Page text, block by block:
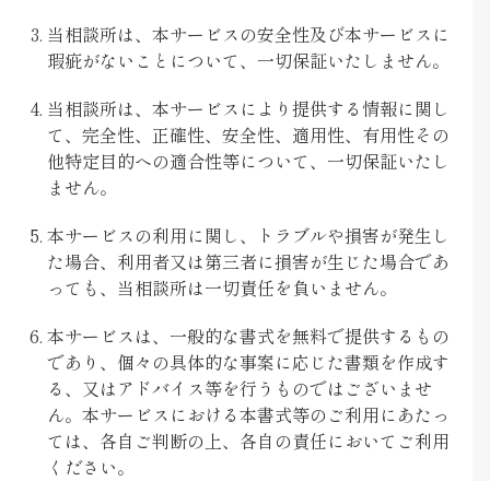
当相談所は、本サービスの安全性及び本サービスに
瑕疵がないことについて、一切保証いたしません。
当相談所は、本サービスにより提供する情報に関し
て、完全性、正確性、安全性、適用性、有用性その
他特定目的への適合性等について、一切保証いたし
ません。
本サービスの利用に関し、トラブルや損害が発生し
た場合、利用者又は第三者に損害が生じた場合であ
っても、当相談所は一切責任を負いません。
本サービスは、一般的な書式を無料で提供するもの
であり、個々の具体的な事案に応じた書類を作成す
る、又はアドバイス等を行うものではございませ
ん。本サービスにおける本書式等のご利用にあたっ
ては、各自ご判断の上、各自の責任においてご利用
ください。